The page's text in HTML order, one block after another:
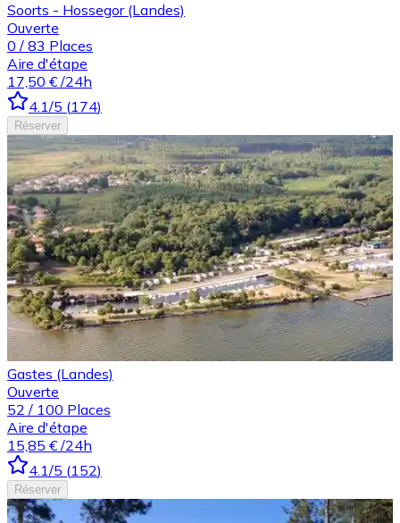
Soorts - Hossegor (Landes)
Ouverte
0 / 83 Places
Aire d'étape
17,50 € /24h
4.1/5 (174)
Réserver
Gastes (Landes)
Ouverte
52 / 100 Places
Aire d'étape
15,85 € /24h
4.1/5 (152)
Réserver